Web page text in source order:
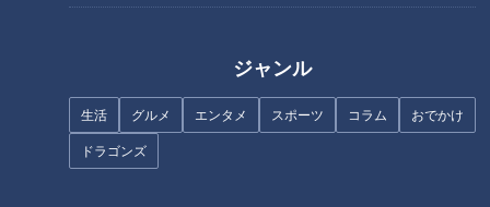
ジャンル
生活 グルメ エンタメ スポーツ コラム おでかけ
ドラゴンズ
清水が大切にしている言葉「今日だけ抑える」
ＭＶＰセットアッパー浅尾コーチへの想い
侍ジャパン投手コーチ・吉見一起氏が清水投手好調の要因
を語る